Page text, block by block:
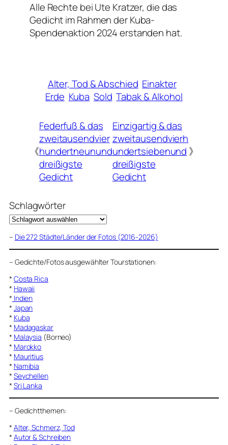
Alle Rechte bei Ute Kratzer, die das
Gedicht im Rahmen der Kuba-
Spendenaktion 2024 erstanden hat.
Alter, Tod & Abschied Einakter
Erde Kuba Sold Tabak & Alkohol
《
Federfuß & das
zweitausendvier
hundertneunund
dreißigste
Gedicht
Einzigartig & das
zweitausendvierh
undertsiebenund
dreißigste
Gedicht
》
Schlagwörter
– Die 272 Städte/Länder der Fotos (2016-2026)
– Gedichte/Fotos ausgewählter Tourstationen:
* Costa Rica
* Hawaii
* Indien
* Japan
* Kuba
* Madagaskar
* Malaysia (Borneo)
* Marokko
* Mauritius
* Namibia
* Seychellen
* Sri Lanka
– Gedichtthemen:
* Alter, Schmerz, Tod
* Autor & Schreiben